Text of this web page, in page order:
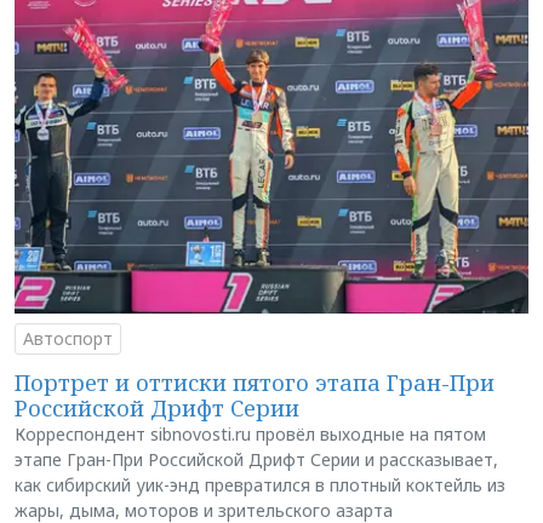
Автоспорт
Портрет и оттиски пятого этапа Гран-При
Российской Дрифт Серии
Корреспондент sibnovosti.ru провёл выходные на пятом
этапе Гран-При Российской Дрифт Серии и рассказывает,
как сибирский уик-энд превратился в плотный коктейль из
жары, дыма, моторов и зрительского азарта